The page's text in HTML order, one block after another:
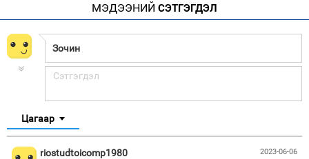
МЭДЭЭНИЙ СЭТГЭГДЭЛ
Цагаар
2023-06-06
riostudtoicomp1980